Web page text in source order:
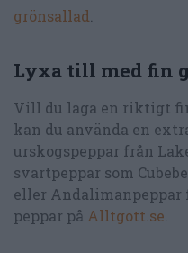
grönsallad.
Lyxa till med fin
Vill du laga en riktigt
kan du använda en
urskogspeppar från
svartpeppar som
eller Andalimanpeppar
peppar på Alltgott.se